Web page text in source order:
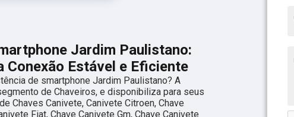
Jardim Paulistano:
Conexão Estável e Eficiente
de smartphone Jardim Paulistano? A
de Chaveiros, e disponibiliza para seus
Chaves Canivete, Canivete Citroen, Chave
Fiat, Chave Canivete Gm, Chave Canivete